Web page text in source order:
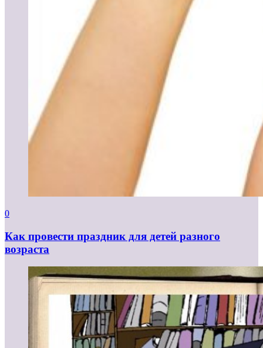
0
Как провести праздник для детей разного
возраста